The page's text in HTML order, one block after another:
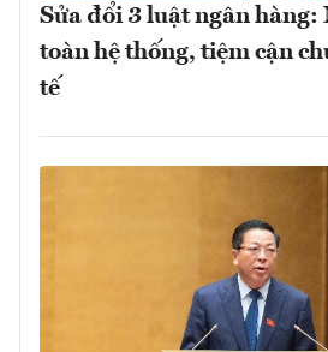
Sửa đổi 3 luật ngân hàng:
toàn hệ thống, tiệm cận
tế